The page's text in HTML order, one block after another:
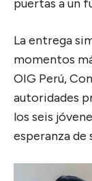
puertas a un
La entrega
momentos
OIG Perú,
autoridades
los seis
esperanza de